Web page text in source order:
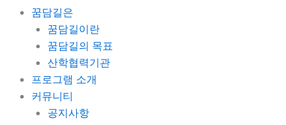
꿈담길은
꿈담길이란
꿈담길의 목표
산학협력기관
프로그램 소개
커뮤니티
공지사항